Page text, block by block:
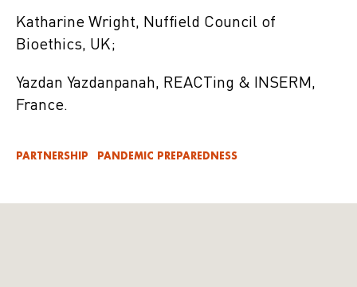
Katharine Wright, Nuffield Council of
Bioethics, UK;
Yazdan Yazdanpanah, REACTing & INSERM,
France.
PARTNERSHIP PANDEMIC PREPAREDNESS